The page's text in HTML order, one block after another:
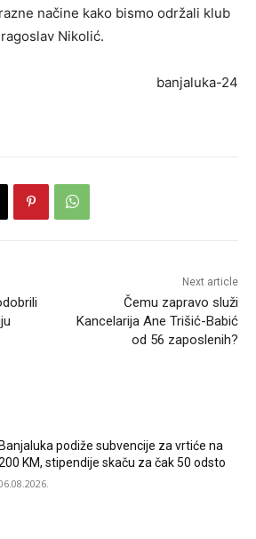
načine kako bismo održali klub
Nikolić.
banjaluka-24
Next article
Čemu zapravo služi
Kancelarija Ane Trišić-Babić
od 56 zaposlenih?
Banjaluka podiže subvencije za vrtiće na
KM, stipendije skaču za čak 50 odsto